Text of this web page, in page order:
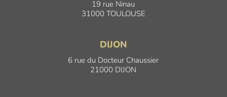
19 rue Ninau
31000 TOULOUSE
DIJON
6 rue du Docteur Chaussier
21000 DIJON